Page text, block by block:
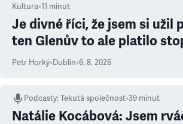
Kultura•11 minut
Je divné říci, že jsem si užil
ten Glenův to ale platilo
Petr Horký•Dublin•6. 8. 2026
Podcasty:Tekutá společnost•39 minut
Natálie Kocábová: Jsem